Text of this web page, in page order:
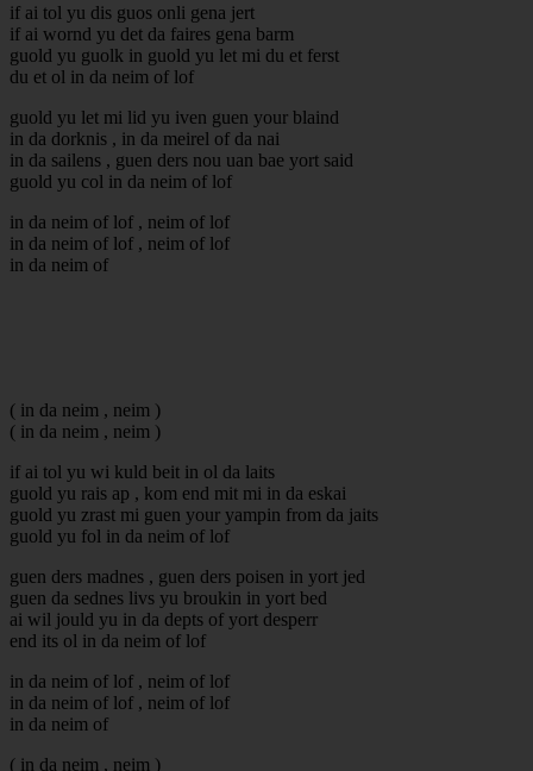
if ai tol yu dis guos onli gena jert
if ai wornd yu det da faires gena barm
guold yu guolk in guold yu let mi du et ferst
du et ol in da neim of lof
guold yu let mi lid yu iven guen your blaind
in da dorknis , in da meirel of da nai
in da sailens , guen ders nou uan bae yort said
guold yu col in da neim of lof
in da neim of lof , neim of lof
in da neim of lof , neim of lof
in da neim of
( in da neim , neim )
( in da neim , neim )
if ai tol yu wi kuld beit in ol da laits
guold yu rais ap , kom end mit mi in da eskai
guold yu zrast mi guen your yampin from da jaits
guold yu fol in da neim of lof
guen ders madnes , guen ders poisen in yort jed
guen da sednes livs yu broukin in yort bed
ai wil jould yu in da depts of yort desperr
end its ol in da neim of lof
in da neim of lof , neim of lof
in da neim of lof , neim of lof
in da neim of
( in da neim , neim )